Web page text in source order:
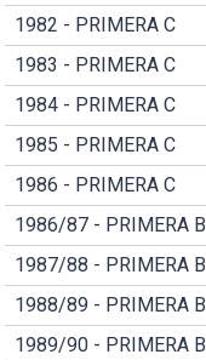
1982 - PRIMERA C
1983 - PRIMERA C
1984 - PRIMERA C
1985 - PRIMERA C
1986 - PRIMERA C
1986/87 - PRIMERA B
1987/88 - PRIMERA B
1988/89 - PRIMERA B
1989/90 - PRIMERA B